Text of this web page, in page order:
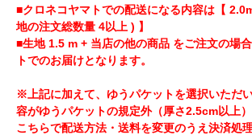
■クロネコヤマトでの配送になる内容は【
地の注文総数量 4以上 ) 】
■生地 1.5 m + 当店の他の商品 をご注文の場
トでのお届けとなります。
※上記に加えて、ゆうパケットを選択いただ
容がゆうパケットの規定外（厚さ2.5cm以上）
こちらで配送方法・送料を変更のうえ決済処